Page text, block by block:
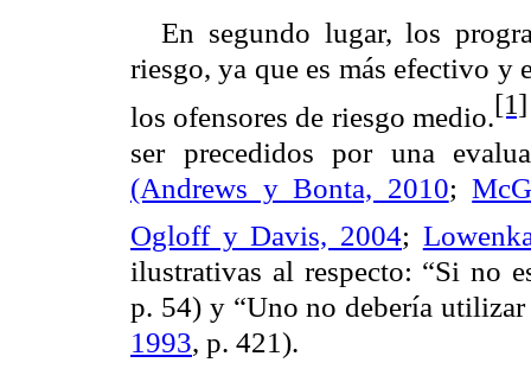
En segundo lugar, los
riesgo, ya que es más efectivo y
los ofensores de riesgo medio.[1]
ser precedidos por una
(Andrews y Bonta, 2010;
Ogloff y Davis, 2004;
ilustrativas al respecto: “Si no
p. 54) y “Uno no debería
1993, p. 421).